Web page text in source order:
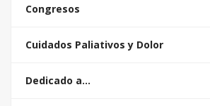
Congresos
Cuidados Paliativos y Dolor
Dedicado a…